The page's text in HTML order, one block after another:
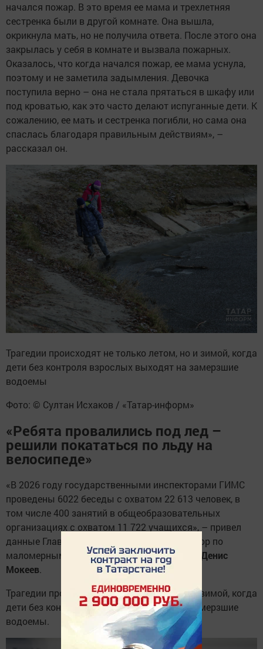
начался пожар. В это время ее мама и трехлетняя
сестренка были в другой комнате. Она вышла,
окрикнула мать, но не получила ответа. После этого она
закрылась у себя в комнате и вызвала пожарных.
Оказалось, что когда начался пожар, ее мама уснула,
поэтому и не заметила задымления. Девочка
поступила верно – она не стала прятаться в шкафу или
под кроватью, как это часто делают испуганные дети. К
сожалению, ее мать и сестренка погибли, но сама она
спаслась благодаря правильным действиям», –
рассказал он.
Трагедии происходят не только летом, но и зимой, когда
дети без контроля взрослых выходят на замерзшие
водоемы
Фото: © Султан Исхаков / «Татар-информ»
«Ребята провалились под лед –
решили покататься по льду на
велосипеде»
«В 2026 году государственными инспекторами ГИМС
проведены 6022 беседы с охватом 22 613 человек, в
том числе 400 занятий в общеобразовательных
организациях с охватом 11 722 учащихся», – привел
данные Главный государственный инспектор по
маломерным судам Республики Татарстан Денис
Мокеев.
Трагедии происходят не только летом, но и зимой, когда
дети без контроля взрослых выходят на замерзшие
водоемы.